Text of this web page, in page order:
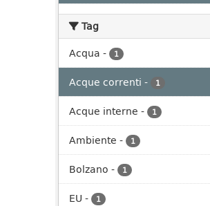
Tag
Acqua - 1
Acque correnti - 1
Acque interne - 1
Ambiente - 1
Bolzano - 1
EU - 1